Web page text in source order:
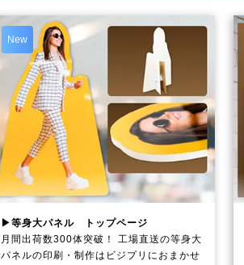
New
▶等身大パネル トップページ
月間出荷数300体突破！ 工場直送の等身大
パネルの印刷・制作は ビジプリ におまかせ